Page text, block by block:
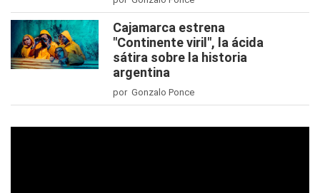
Cajamarca estrena
"Continente viril", la ácida
sátira sobre la historia
argentina
por Gonzalo Ponce